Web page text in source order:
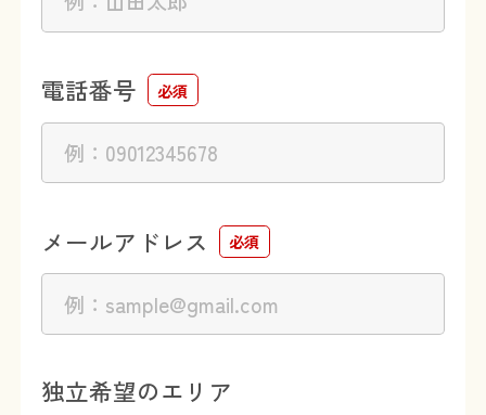
電話番号 必須
メールアドレス 必須
独立希望のエリア